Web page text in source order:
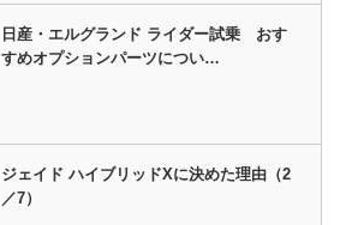
日産・エルグランド ライダー試乗 おす
すめオプションパーツについ…
ジェイド ハイブリッドXに決めた理由（2
／7）